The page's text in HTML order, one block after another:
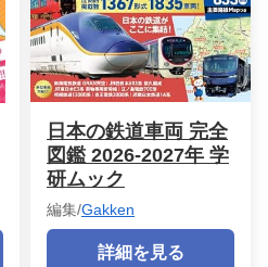
日本の鉄道車両 完全
図鑑 2026-2027年 学
研ムック
編集/Gakken
詳細を見る